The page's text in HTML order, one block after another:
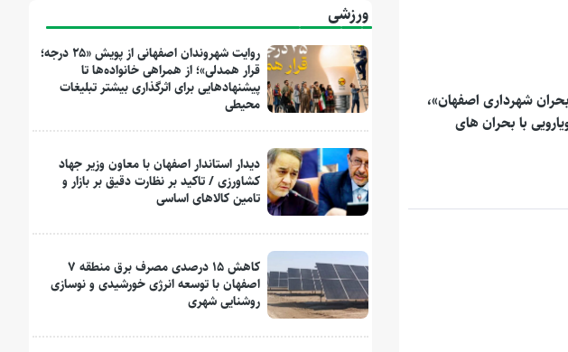
شهرداری اصفهان»،
با بحران های
ورزشی
روایت شهروندان اصفهانی از پویش «۲۵ درجه؛
قرار همدلی»؛ از همراهی خانواده‌ها تا
پیشنهادهایی برای اثرگذاری بیشتر تبلیغات
محیطی
دیدار استاندار اصفهان با معاون وزیر جهاد
کشاورزی / تاکید بر نظارت دقیق بر بازار و
تامین کالاهای اساسی
کاهش ۱۵ درصدی مصرف برق منطقه ۷
اصفهان با توسعه انرژی خورشیدی و نوسازی
روشنایی شهری